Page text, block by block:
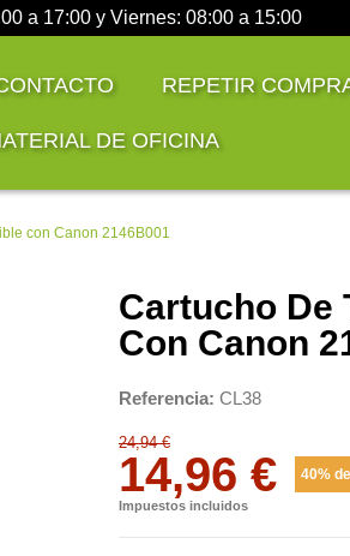
a 17:00 y Viernes: 08:00 a 15:00
REPETIR
DE OFICINA
con Canon 2146B001
Cartucho De
Con Canon
Referencia CL38
24,94 €
14,96 € 40%
Impuestos incluidos